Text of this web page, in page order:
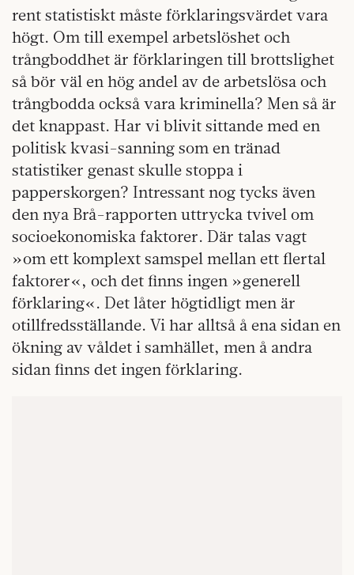
rent statistiskt måste förklaringsvärdet vara
högt. Om till exempel arbetslöshet och
trångboddhet är förklaringen till brottslighet
så bör väl en hög andel av de arbetslösa och
trångbodda också vara kriminella? Men så är
det knappast. Har vi blivit sittande med en
politisk kvasi-sanning som en tränad
statistiker genast skulle stoppa i
papperskorgen? Intressant nog tycks även
den nya Brå-rapporten uttrycka tvivel om
socioekonomiska faktorer. Där talas vagt
»om ett komplext samspel mellan ett flertal
faktorer«, och det finns ingen »generell
förklaring«. Det låter hög­tidligt men är
otillfredsställande. Vi har alltså å ena sidan en
ökning av våldet i samhället, men å andra
sidan finns det ingen förklaring.